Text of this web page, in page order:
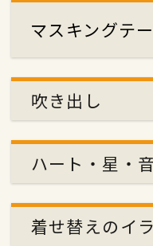
マスキングテ
吹き出し
ハート・星・
着せ替えのイ